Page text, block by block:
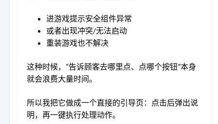
进游戏提示安全组件异常
或者出现冲突/无法启动
重装游戏也不解决
这种时候，“告诉顾客去哪里点、点哪个按钮”本身
就会浪费大量时间。
所以我把它做成一个直接的引导页：点击后弹出说
明，再一键执行处理动作。